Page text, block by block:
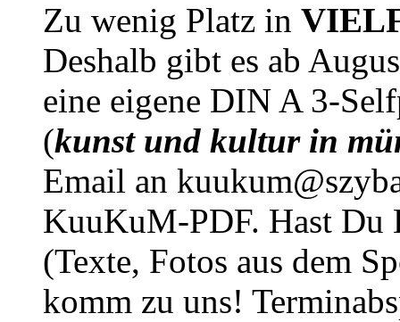
Zu wenig Platz in
Deshalb gibt es ab
eine eigene DIN A 3-
(kunst und kultur in
Email an
KuuKuM-PDF. Hast Du
(Texte, Fotos aus dem
komm zu uns!